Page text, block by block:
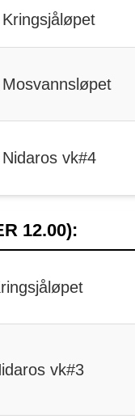
Kringsjåløpet
Mosvannsløpet
Nidaros vk#4
12.00):
vk#3